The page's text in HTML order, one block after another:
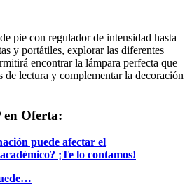
pie con regulador de intensidad hasta
y portátiles, explorar las diferentes
encontrar la lámpara perfecta que
de lectura y complementar la decoración
en Oferta: